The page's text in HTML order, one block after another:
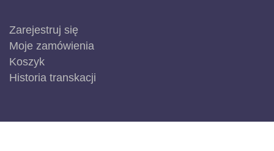
Zarejestruj się
Moje zamówienia
Koszyk
Historia transkacji